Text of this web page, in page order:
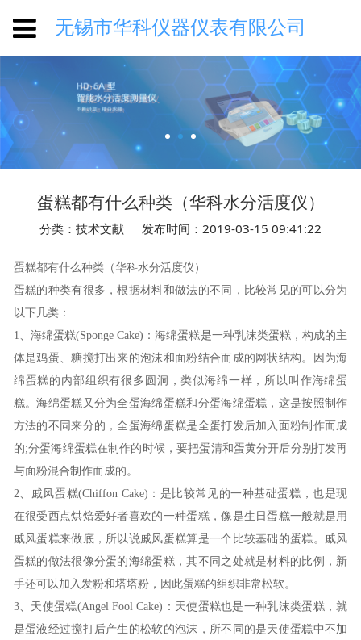
无锡市华科仪器仪表有限公司
蛋糕都有什么种类（华科水分活度仪）
分类：技术文献 发布时间：2019-03-15 09:41:22
蛋糕都有什么种类（华科水分活度仪）
蛋糕的种类有很多，根据材料和做法的不同，比较常见的可以分为
以下几类：
1、海绵蛋糕(Sponge Cake) ：海绵蛋糕是一种乳沫类蛋糕，构成的主
体是鸡蛋、糖搅打出来的泡沫和面粉结合而成的网状结构。因为海
绵蛋糕的内部组织有很多圆洞，类似海绵一样，所以叫作海绵蛋
糕。海绵蛋糕又分为全蛋海绵蛋糕和分蛋海绵蛋糕，这是按照制作
方法的不同来分的，全蛋海绵蛋糕是全蛋打发后加入面粉制作而成
的;分蛋海绵蛋糕在制作的时候，要把蛋清和蛋黄分开后分别打发再
与面粉混合制作而成的。
2、戚风蛋糕(Chiffon Cake) ：是比较常见的一种基础蛋糕，也是现
在很受西点烘焙爱好者喜欢的一种蛋糕，像是生日蛋糕一般就是用
戚风蛋糕来做底，所以说戚风蛋糕算是一个比较基础的蛋糕。戚风
蛋糕的做法很像分蛋的海绵蛋糕，其不同之处就是材料的比例，新
手还可以加入发粉和塔塔粉，因此蛋糕的组织非常松软。
3、天使蛋糕(Angel Fool Cake) ：天使蛋糕也是一种乳沫类蛋糕，就
是蛋液经过搅打后产生的松软的泡沫，所不同的是天使蛋糕中不加